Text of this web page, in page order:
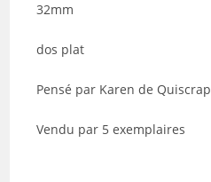
5
32mm
dos plat
Pensé par Karen de Quiscrap
Vendu par 5 exemplaires